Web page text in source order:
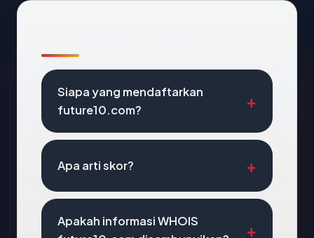
Siapa yang mendaftarkan
future10.com?
Apa arti skor?
Apakah informasi WHOIS